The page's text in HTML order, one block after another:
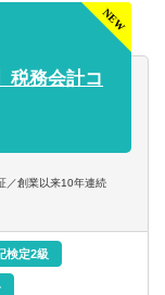
／顧問件数22件
均インセンティ
+平均インセンテ
目／顧問件数27件
均インセン月額
億円を超える大
のため、経験者
税務会計コ
／創業以来10年連続
検定2級